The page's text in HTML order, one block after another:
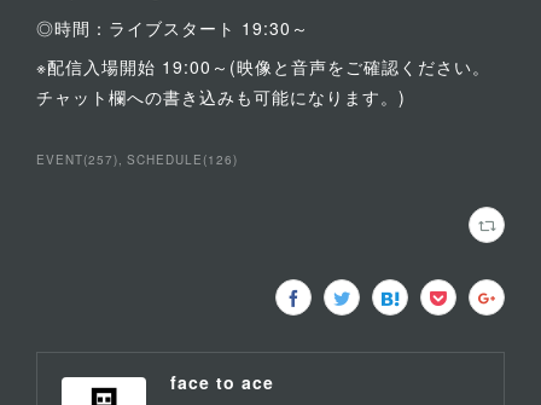
◎時間：ライブスタート 19:30～
※配信入場開始 19:00～(映像と音声をご確認ください。
チャット欄への書き込みも可能になります。)
EVENT(257) SCHEDULE (126)
face to ace